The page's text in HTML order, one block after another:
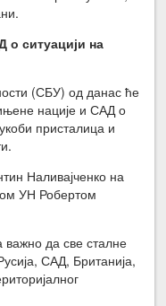
ситуацији на
(СБУ) од данас ће
нације и САД о
присталица и
Наливајченко на
УН Робертом
важно да све сталне
САД, Британија,